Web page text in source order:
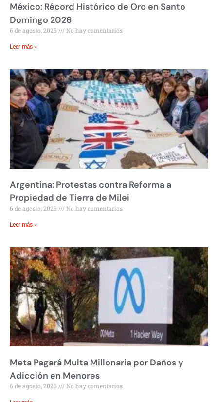
México: Récord Histórico de Oro en Santo
Domingo 2026
6 de agosto, 2026 No hay comentarios
Leer más »
Argentina: Protestas contra Reforma a
Propiedad de Tierra de Milei
6 de agosto, 2026 No hay comentarios
Leer más »
Meta Pagará Multa Millonaria por Daños y
Adicción en Menores
6 de agosto, 2026 No hay comentarios